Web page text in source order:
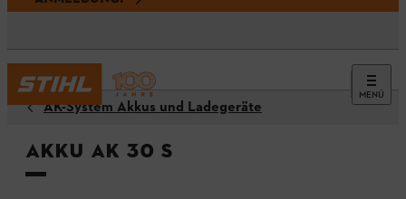
MENÜ
AK-System Akkus und Ladegeräte
Akku AK 30 S